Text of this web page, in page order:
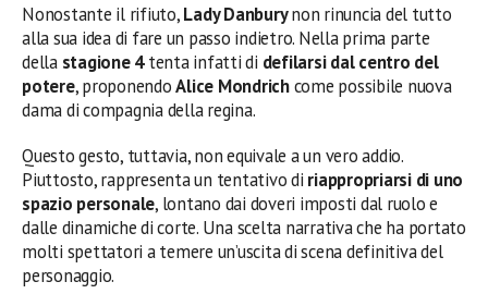
Nonostante il rifiuto,Lady Danburynon rinuncia del tutto
alla sua idea di fare un passo indietro. Nella prima parte
della stagione 4tenta infatti di defilarsi dal centro del
potere, proponendoAlice Mondrichcome possibile nuova
dama di compagnia della regina.
Questo gesto, tuttavia, non equivale a un vero addio.
Piuttosto, rappresenta un tentativo di riappropriarsi di uno
spazio personale, lontano dai doveri imposti dal ruolo e
dalle dinamiche di corte. Una scelta narrativa che ha portato
molti spettatori a temere un’uscita di scena definitiva del
personaggio.